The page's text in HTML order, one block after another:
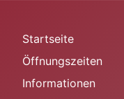
Startseite
Öffnungszeiten
Informationen